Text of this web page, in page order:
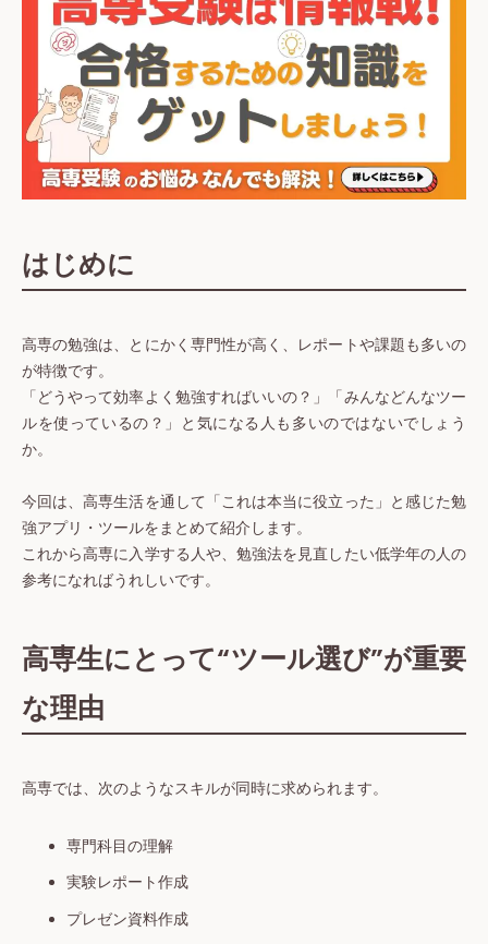
はじめに
高専の勉強は、とにかく専門性が高く、レポートや課題も多いの
が特徴です。
「どうやって効率よく勉強すればいいの？」「みんなどんなツー
ルを使っているの？」と気になる人も多いのではないでしょう
か。
今回は、高専生活を通して「これは本当に役立った」と感じた勉
強アプリ・ツールをまとめて紹介します。
これから高専に入学する人や、勉強法を見直したい低学年の人の
参考になればうれしいです。
高専生にとって“ツール選び”が重要
な理由
高専では、次のようなスキルが同時に求められます。
専門科目の理解
実験レポート作成
プレゼン資料作成